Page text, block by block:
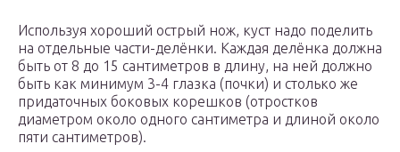
Используя хороший острый нож, куст надо поделить
на отдельные части-делёнки. Каждая делёнка должна
быть от 8 до 15 сантиметров в длину, на ней должно
быть как минимум 3-4 глазка (почки) и столько же
придаточных боковых корешков (отростков
диаметром около одного сантиметра и длиной около
пяти сантиметров).